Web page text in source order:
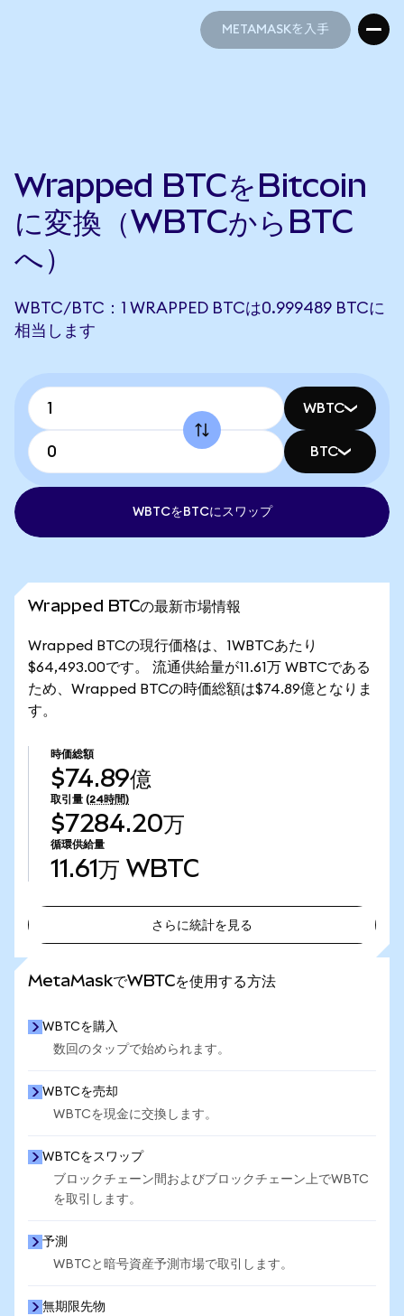
METAMASKを入手
Wrapped BTCをBitcoin
に変換（WBTCからBTC
へ）
WBTC/BTC：1 WRAPPED BTCは0.999489 BTCに
相当します
WBTC
BTC
WBTCをBTCにスワップ
Wrapped BTCの最新市場情報
Wrapped BTCの現行価格は、1WBTCあたり
$64,493.00です。 流通供給量が11.61万 WBTCである
ため、Wrapped BTCの時価総額は$74.89億となりま
す。
時価総額
$74.89億
取引量 (24時間)
$7284.20万
循環供給量
11.61万 WBTC
さらに統計を見る
MetaMaskでWBTCを使用する方法
WBTCを購入
数回のタップで始められます。
WBTCを売却
WBTCを現金に交換します。
WBTCをスワップ
ブロックチェーン間およびブロックチェーン上でWBTC
を取引します。
予測
WBTCと暗号資産予測市場で取引します。
無期限先物